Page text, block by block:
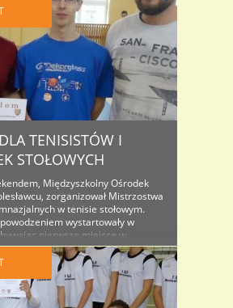
TENISISTÓW I
STOŁOWYCH
Międzyszkolny Ośrodek
zorganizował Mistrzostwa
w tenisie stołowym.
wystartowały w
pierwsze miejsce w
i trzecie w kategorii dziewcząt.
Goleński awansowali do turnieju
jeleniogórskiej, który odbędzie
koniec stycznia 2018. Eryka